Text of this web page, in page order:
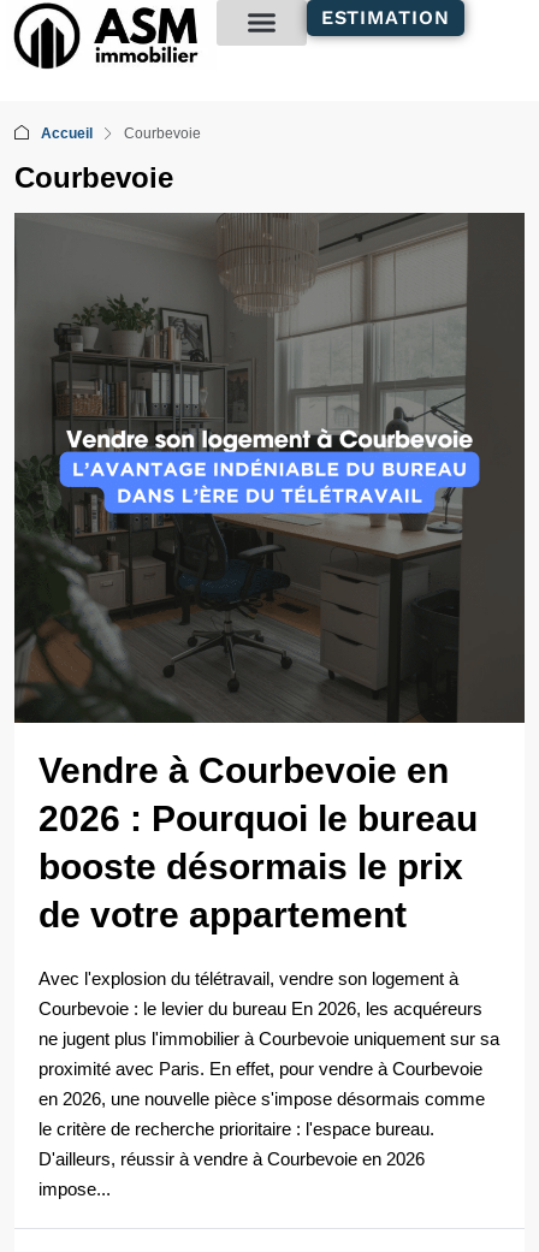
principal
ESTIMATION
Accueil Courbevoie
Courbevoie
Vendre à Courbevoie en
2026 : Pourquoi le bureau
booste désormais le prix
de votre appartement
Avec l'explosion du télétravail, vendre son logement à
Courbevoie : le levier du bureau En 2026, les acquéreurs
ne jugent plus l'immobilier à Courbevoie uniquement sur sa
proximité avec Paris. En effet, pour vendre à Courbevoie
en 2026, une nouvelle pièce s'impose désormais comme
le critère de recherche prioritaire : l'espace bureau.
D'ailleurs, réussir à vendre à Courbevoie en 2026
impose...